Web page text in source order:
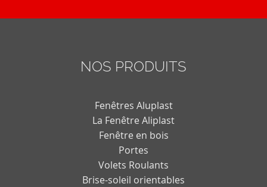
NOS PRODUITS
Fenêtres Aluplast
La Fenêtre Aliplast
Fenêtre en bois
Portes
Volets Roulants
Brise-soleil orientables